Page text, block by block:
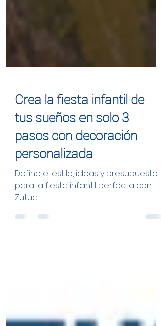
Crea la fiesta infantil de
tus sueños en solo 3
pasos con decoración
personalizada
para la fiesta infantil perfecta con
Zutua.